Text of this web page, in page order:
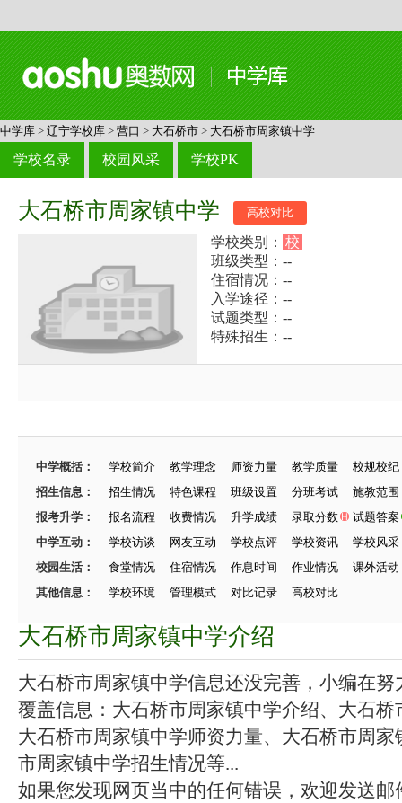
中学库 > 辽宁学校库 > 营口 > 大石桥市 > 大石桥市周家镇中学
学校名录 校园风采 学校PK
大石桥市周家镇中学 高校对比
学校类别： 校
班级类型：--
住宿情况：--
入学途径：--
试题类型：--
特殊招生：--
中学概括： 学校简介 教学理念 师资力量 教学质量
校规校纪
招生信息：
招生情况 特色课程 班级设置 分班考试
施教范围
报考升学：
报名流程 收费情况 升学成绩 录取分数
试题答案
中学互动：
学校访谈 网友互动 学校点评 学校资讯
学校风采
校园生活：
食堂情况 住宿情况 作息时间 作业情况
课外活动
其他信息：
学校环境 管理模式 对比记录 高校对比
大石桥市周家镇中学介绍
大石桥市周家镇中学信息还没完善，小编在努
覆盖信息：大石桥市周家镇中学介绍、大石
大石桥市周家镇中学师资力量、大石桥市周
市周家镇中学招生情况等...
如果您发现网页当中的任何错误，欢迎发送邮